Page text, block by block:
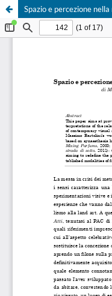
Spazio e percezione